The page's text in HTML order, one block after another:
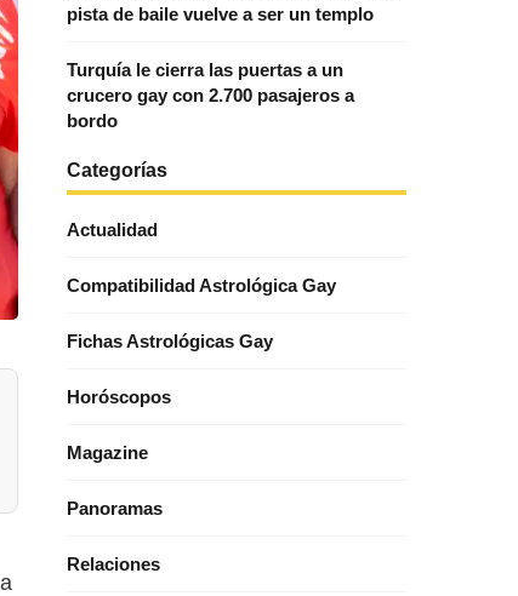
pista de baile vuelve a ser un templo
Turquía le cierra las puertas a un
crucero gay con 2.700 pasajeros a
bordo
Categorías
Actualidad
Compatibilidad Astrológica Gay
Fichas Astrológicas Gay
Horóscopos
Magazine
Panoramas
Relaciones